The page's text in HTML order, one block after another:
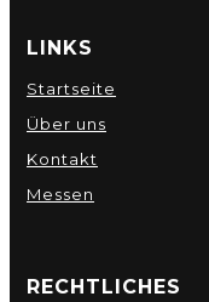
LINKS
Startseite
Über uns
Kontakt
Messen
RECHTLICHES